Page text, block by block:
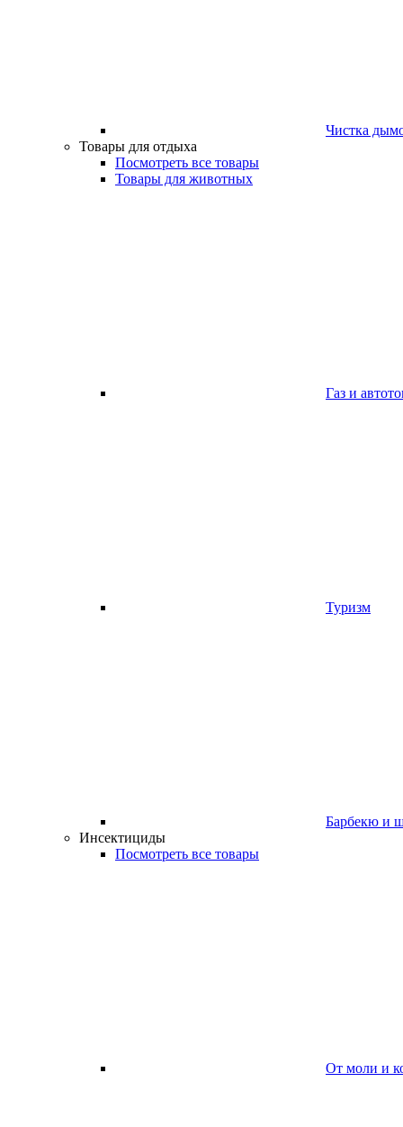
Чистка
Товары для отдыха
Посмотреть все товары
Товары для животных
Газ и
Туризм
Барбекю и
Инсектициды
Посмотреть все товары
От моли и